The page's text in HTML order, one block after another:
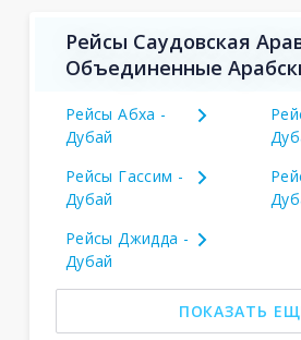
Рейсы Саудовская
Объединенные
Рейсы Абха -
Дубай
Рейсы Гассим -
Дубай
Рейсы Джидда -
Дубай
ПОКАЗАТЬ